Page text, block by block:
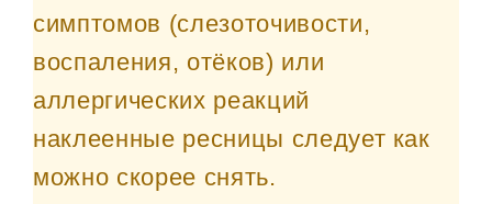
симптомов (слезоточивости,
воспаления, отёков) или
аллергических реакций
наклеенные ресницы следует как
можно скорее снять.